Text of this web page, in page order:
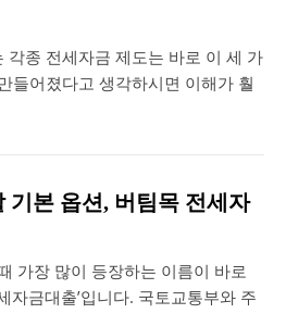
각종 전세자금 제도는 바로 이 세 가
들어졌다고 생각하시면 이해가 훨
기본 옵션, 버팀목 전세자
가장 많이 등장하는 이름이 바로
자금대출’입니다. 국토교통부와 주